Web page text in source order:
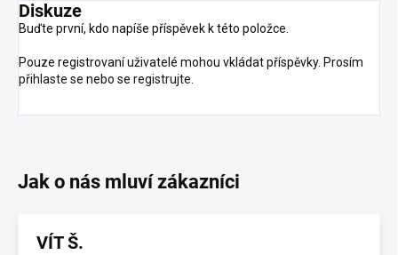
Diskuze
Buďte první, kdo napíše příspěvek k této položce.
Pouze registrovaní uživatelé mohou vkládat příspěvky. Prosím
přihlaste se nebo se registrujte.
VÍT Š.